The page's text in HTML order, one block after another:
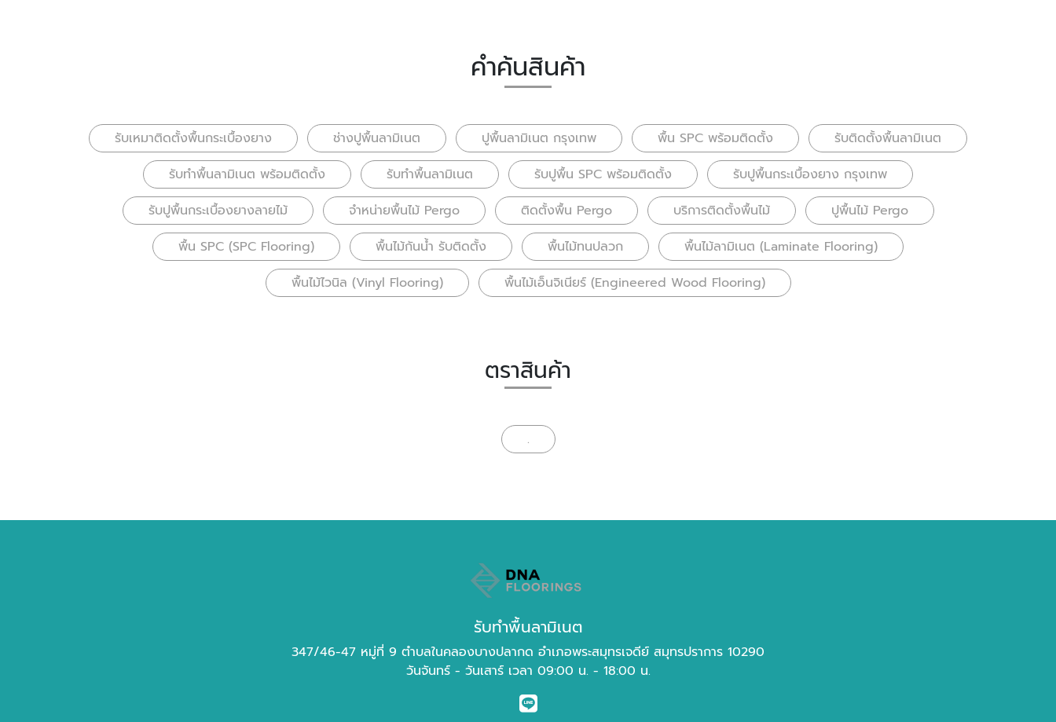
คำค้นสินค้า
รับเหมาติดตั้งพื้นกระเบื้องยาง ช่างปูพื้นลามิเนต ปูพื้นลามิเนต กรุงเทพ พื้น SPC พร้อมติดตั้ง
รับติดตั้งพื้นลามิเนต
รับทำพื้นลามิเนต พร้อมติดตั้ง
รับทำพื้นลามิเนต รับปูพื้น SPC พร้อมติดตั้ง
รับปูพื้นกระเบื้องยาง กรุงเทพ
รับปูพื้นกระเบื้องยางลายไม้
จำหน่ายพื้นไม้ Pergo ติดตั้งพื้น Pergo บริการติดตั้งพื้นไม้
ปูพื้นไม้ Pergo
พื้น SPC (SPC Flooring)
พื้นไม้กันน้ำ รับติดตั้ง พื้นไม้ทนปลวก
พื้นไม้ลามิเนต (Laminate Flooring)
พื้นไม้ไวนิล (Vinyl Flooring)
พื้นไม้เอ็นจิเนียร์ (Engineered Wood Flooring)
ตราสินค้า
.
รับทำพื้นลามิเนต
347/46-47 หมู่ที่ 9 ตำบลในคลองบางปลากด อำเภอพระสมุทรเจดีย์ สมุทรปราการ 10290
วันจันทร์ - วันเสาร์ เวลา 09:00 น. - 18:00 น.